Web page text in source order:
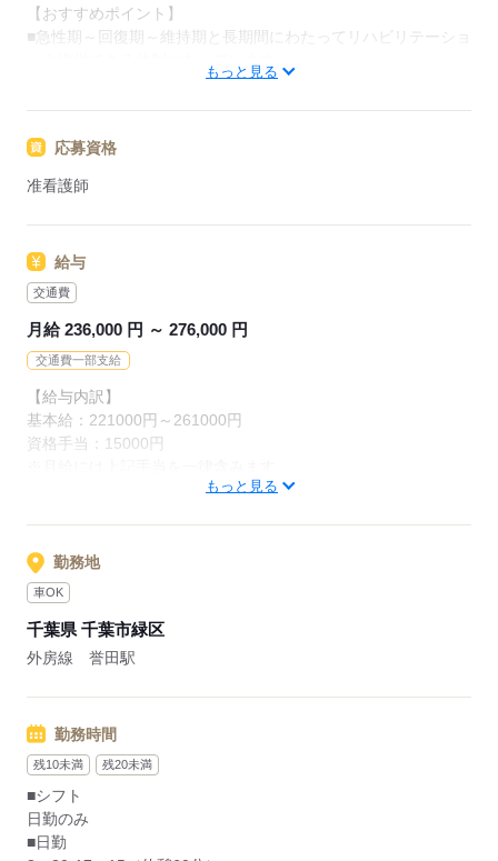
【もちろん無料】
費用は一切かかりません。
【おすすめポイント】
■急性期～回復期～維持期と長期間にわたってリハビリテーショ
■プライベートとの両立◎
在院日数の長い患者が多く、じっくりと寄り添う看護が提供で
救急の受け入れはしていないので突発的な残業も少なく、1ヶ月
の残業時間は平均2時間ほどです。
多く在籍しています。
JR外房線「誉田」から徒歩約13分の位置にあり、駅からは送迎
バスも出ています。
す。
応募する
もっと見る
応募資格
准看護師
給与
交通費
月給 236,000 円 ～ 276,000 円
交通費一部支給
【給与内訳】
基本給：221000円～261000円
資格手当：15000円
もっと見る
勤務地
車OK
千葉県 千葉市緑区
外房線 誉田駅
勤務時間
残10未満 残20未満
■シフト
日勤のみ
■日勤